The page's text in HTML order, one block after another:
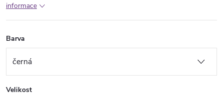
informace
Barva
Velikost